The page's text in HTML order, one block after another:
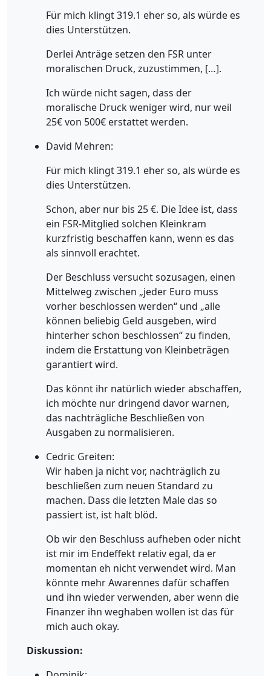
Für mich klingt 319.1 eher so, als würde es
dies Unterstützen.
Derlei Anträge setzen den FSR unter
moralischen Druck, zuzustimmen, […].
Ich würde nicht sagen, dass der
moralische Druck weniger wird, nur weil
25€ von 500€ erstattet werden.
David Mehren:
Für mich klingt 319.1 eher so, als würde es
dies Unterstützen.
Schon, aber nur bis 25 €. Die Idee ist, dass
ein FSR-Mitglied solchen Kleinkram
kurzfristig beschaffen kann, wenn es das
als sinnvoll erachtet.
Der Beschluss versucht sozusagen, einen
Mittelweg zwischen „jeder Euro muss
vorher beschlossen werden“ und „alle
können beliebig Geld ausgeben, wird
hinterher schon beschlossen“ zu finden,
indem die Erstattung von Kleinbeträgen
garantiert wird.
Das könnt ihr natürlich wieder abschaffen,
ich möchte nur dringend davor warnen,
das nachträgliche Beschließen von
Ausgaben zu normalisieren.
Cedric Greiten:
Wir haben ja nicht vor, nachträglich zu
beschließen zum neuen Standard zu
machen. Dass die letzten Male das so
passiert ist, ist halt blöd.
Ob wir den Beschluss aufheben oder nicht
ist mir im Endeffekt relativ egal, da er
momentan eh nicht verwendet wird. Man
könnte mehr Awarennes dafür schaffen
und ihn wieder verwenden, aber wenn die
Finanzer ihn weghaben wollen ist das für
mich auch okay.
Diskussion: